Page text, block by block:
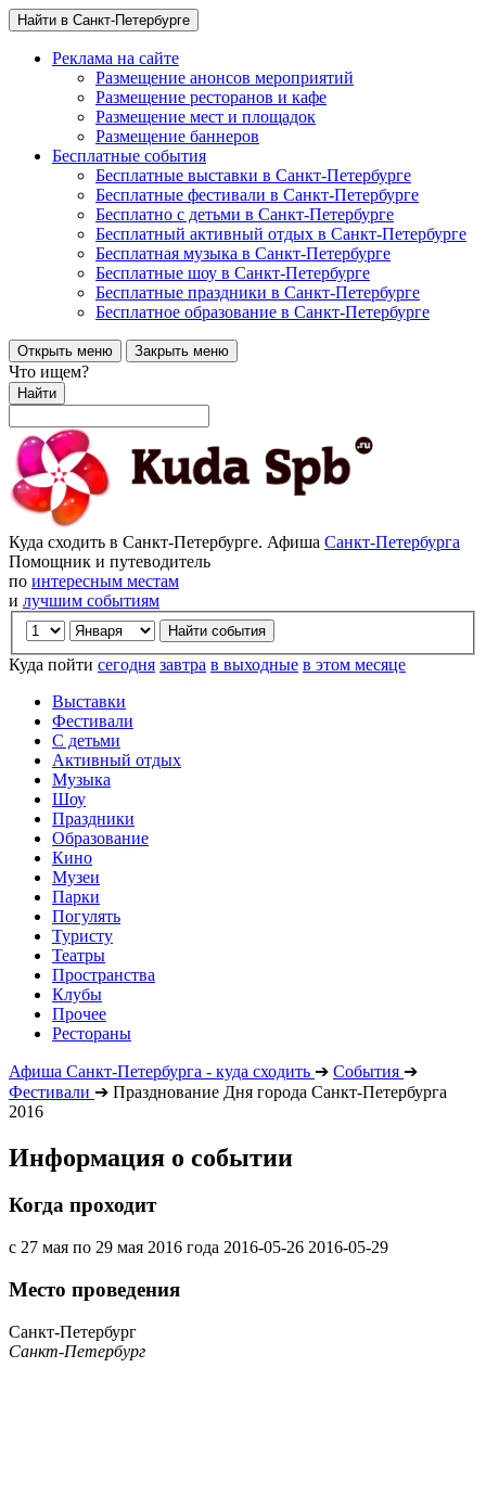
Найти в Санкт-Петербурге
Реклама на сайте
Размещение анонсов мероприятий
Размещение ресторанов и кафе
Размещение мест и площадок
Размещение баннеров
Бесплатные события
Бесплатные выставки в Санкт-Петербурге
Бесплатные фестивали в Санкт-Петербурге
Бесплатно с детьми в Санкт-Петербурге
Бесплатный активный отдых в Санкт-Петербурге
Бесплатная музыка в Санкт-Петербурге
Бесплатные шоу в Санкт-Петербурге
Бесплатные праздники в Санкт-Петербурге
Бесплатное образование в Санкт-Петербурге
Открыть меню Закрыть меню
Что ищем?
Найти
Куда сходить в Санкт-Петербурге. Афиша Санкт-Петербурга
Помощник и путеводитель
по интересным местам
и лучшим событиям
Куда пойти сегодня завтра в выходные в этом месяце
Выставки
Фестивали
С детьми
Активный отдых
Музыка
Шоу
Праздники
Образование
Кино
Музеи
Парки
Погулять
Туристу
Театры
Пространства
Клубы
Прочее
Рестораны
Афиша Санкт-Петербурга - куда сходить ➔ События ➔
Фестивали ➔ Празднование Дня города Санкт-Петербурга
2016
Информация о событии
Когда проходит
с 27 мая по 29 мая 2016 года 2016-05-26 2016-05-29
Место проведения
Санкт-Петербург
Санкт-Петербург